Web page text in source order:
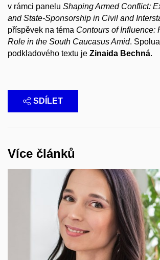
v rámci panelu Shaping Armed Conflict:
and State-Sponsorship in Civil and
příspěvek na téma Contours of Influence:
Role in the South Caucasus Amid.
podkladového textu je Zinaida Bechná.
SDÍLET
Více článků